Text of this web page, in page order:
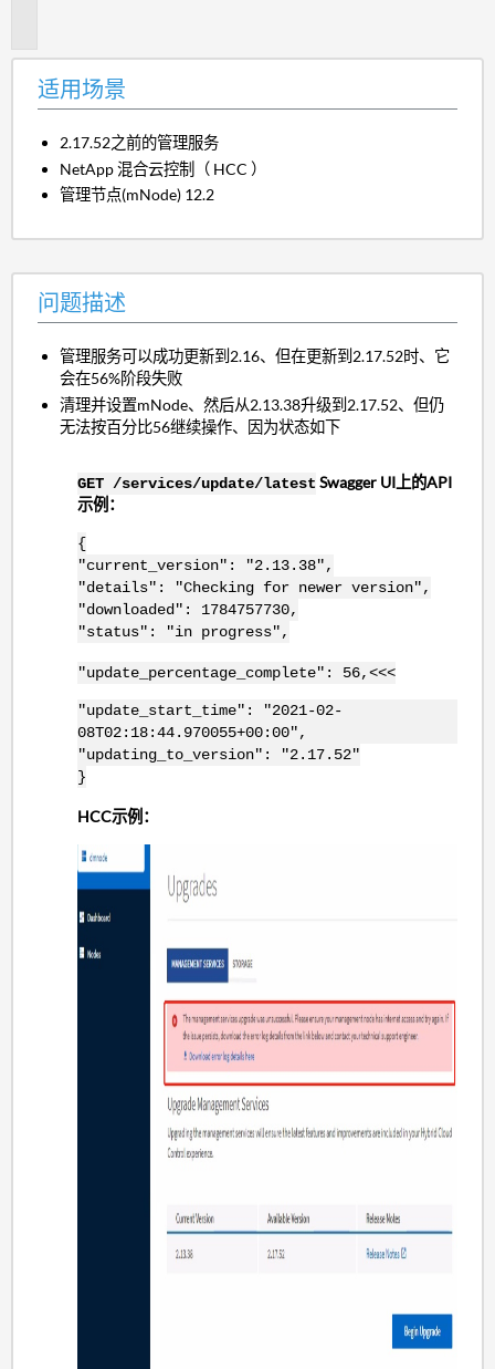
适用场景
2.17.52之前的管理服务
NetApp 混合云控制（ HCC ）
管理节点(mNode) 12.2
问题描述
管理服务可以成功更新到2.16、但在更新到2.17.52时、它
会在56%阶段失败
清理并设置mNode、然后从2.13.38升级到2.17.52、但仍
无法按百分比56继续操作、因为状态如下
GET /services/update/latest Swagger UI上的API
示例：
{
"current_version": "2.13.38",
"details": "Checking for newer version",
"downloaded": 1784757730,
"status": "in progress",
"update_percentage_complete": 56,<<<
"update_start_time": "2021-02-
08T02:18:44.970055+00:00",
"updating_to_version": "2.17.52"
}
HCC示例：